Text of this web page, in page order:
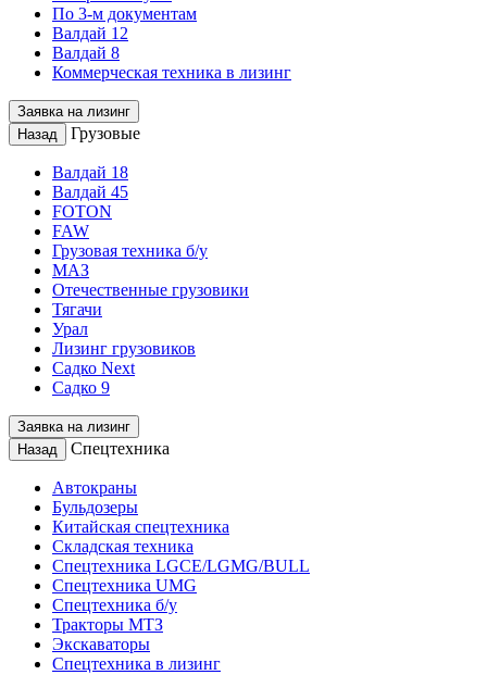
По 3-м документам
Валдай 12
Валдай 8
Коммерческая техника в лизинг
Заявка на лизинг
Назад
Грузовые
Валдай 18
Валдай 45
FOTON
FAW
Грузовая техника б/у
МАЗ
Отечественные грузовики
Тягачи
Урал
Лизинг грузовиков
Садко Next
Садко 9
Заявка на лизинг
Назад
Спецтехника
Автокраны
Бульдозеры
Китайская спецтехника
Складская техника
Спецтехника LGCE/LGMG/BULL
Спецтехника UMG
Спецтехника б/у
Тракторы МТЗ
Экскаваторы
Спецтехника в лизинг